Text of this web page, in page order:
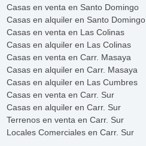
Casas en venta en Santo Domingo
Casas en alquiler en Santo Domingo
Casas en venta en Las Colinas
Casas en alquiler en Las Colinas
Casas en venta en Carr. Masaya
Casas en alquiler en Carr. Masaya
Casas en alquiler en Las Cumbres
Casas en venta en Carr. Sur
Casas en alquiler en Carr. Sur
Terrenos en venta en Carr. Sur
Locales Comerciales en Carr. Sur